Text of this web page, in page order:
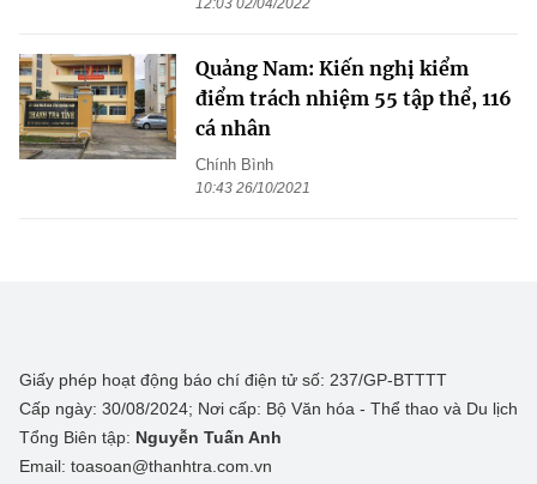
12:03 02/04/2022
Quảng Nam: Kiến nghị kiểm
điểm trách nhiệm 55 tập thể, 116
cá nhân
Chính Bình
10:43 26/10/2021
Giấy phép hoạt động báo chí điện tử số: 237/GP-BTTTT
Cấp ngày: 30/08/2024; Nơi cấp: Bộ Văn hóa - Thể thao và Du lịch
Tổng Biên tập: Nguyễn Tuấn Anh
Email: toasoan@thanhtra.com.vn